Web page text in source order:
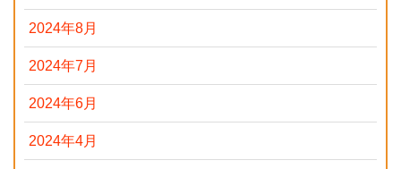
2024年8月
2024年7月
2024年6月
2024年4月